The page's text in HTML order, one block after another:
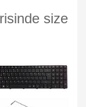
size